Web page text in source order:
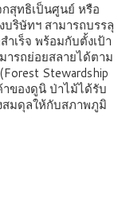
สุทธิเป็นศูนย์ หรือ
ริษัทฯ สามารถบรรลุ
เร็จ พร้อมกับตั้งเป้า
รถย่อยสลายได้ตาม
Stewardship
าของดูนิ ป่าไม้ได้รับ
สมดุลให้กับสภาพภูมิ